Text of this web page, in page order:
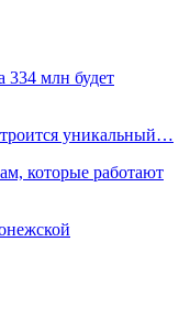
334 млн будет
уникальный…
которые работают